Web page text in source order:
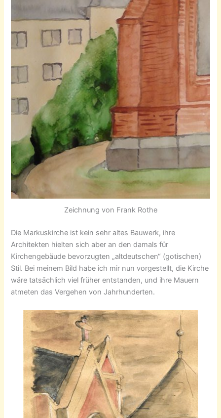
Zeichnung von Frank Rothe
Die Markuskirche ist kein sehr altes Bauwerk, ihre
Architekten hielten sich aber an den damals für
Kirchengebäude bevorzugten „altdeutschen“ (gotischen)
Stil. Bei meinem Bild habe ich mir nun vorgestellt, die Kirche
wäre tatsächlich viel früher entstanden, und ihre Mauern
atmeten das Vergehen von Jahrhunderten.